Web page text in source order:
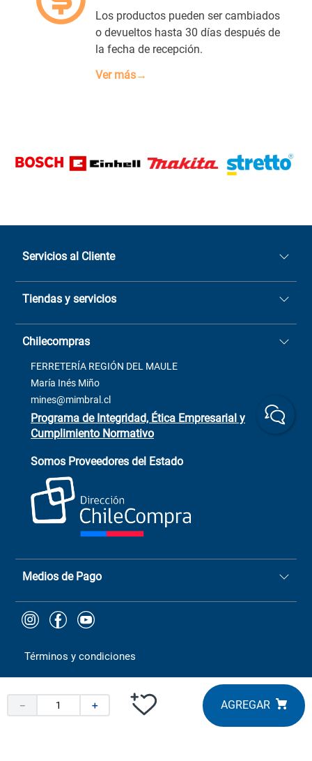
＋
－
Los productos pueden ser cambiados
o devueltos hasta 30 días después de
la fecha de recepción.
Ver más→
Servicios al Cliente
Quiénes somos
Sucursales
Términos y condiciones
Contacto
Venta Terreno
Trabaja con Nosotros
+56 9 6779 0465
+(73) 256
ChileCompras
+56 9 9888 9549
Tiendas y servicios
Casa Matriz: Avenida Chorrillos
2137 San Javier, Fono (73)
Chilecompras
FERRETERÍA REGIÓN DEL MAULE
María Inés Miño
mines@mimbral.cl
Programa de Integridad, Ética Empresarial y
Cumplimiento Normativo
Somos Proveedores del Estado
Medios de Pago
Términos y condiciones